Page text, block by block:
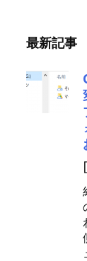
最新記事